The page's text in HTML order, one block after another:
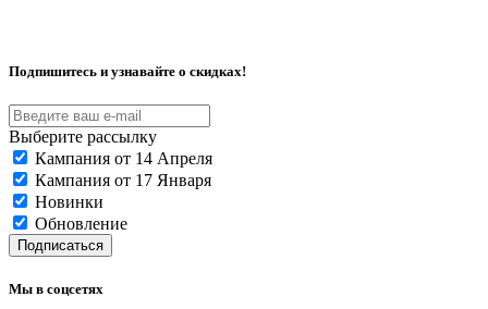
Подпишитесь и узнавайте о скидках!
Выберите рассылку
Кампания от 14 Апреля
Кампания от 17 Января
Новинки
Обновление
Подписаться
Мы в соцсетях